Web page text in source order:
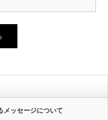
メッセージについて